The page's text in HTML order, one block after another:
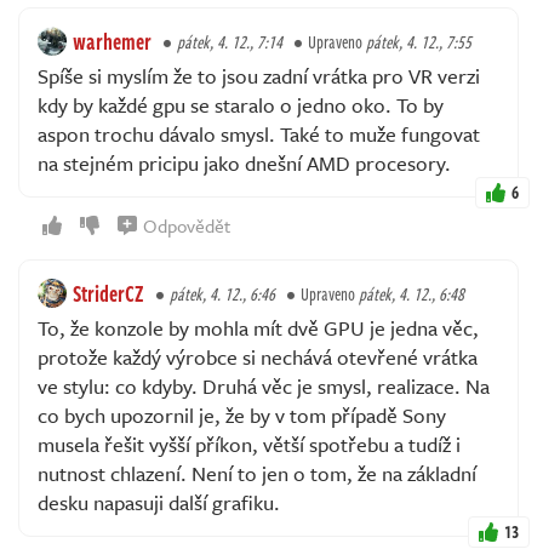
warhemer pátek, 4. 12., 7:14 Upravenopátek, 4. 12., 7:55
Spíše si myslím že to jsou zadní vrátka pro VR verzi
kdy by každé gpu se staralo o jedno oko. To by
aspon trochu dávalo smysl. Také to muže fungovat
na stejném pricipu jako dnešní AMD procesory.
6
Odpovědět
StriderCZ pátek, 4. 12., 6:46 Upravenopátek, 4. 12., 6:48
To, že konzole by mohla mít dvě GPU je jedna věc,
protože každý výrobce si nechává otevřené vrátka
ve stylu: co kdyby. Druhá věc je smysl, realizace. Na
co bych upozornil je, že by v tom případě Sony
musela řešit vyšší příkon, větší spotřebu a tudíž i
nutnost chlazení. Není to jen o tom, že na základní
desku napasuji další grafiku.
13